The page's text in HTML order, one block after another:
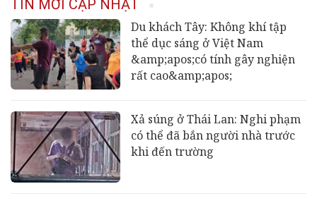
TIN MỚI CẬP NHẬT
Du khách Tây: Không khí tập
thể dục sáng ở Việt Nam
&amp;apos;có tính gây nghiện
rất cao&amp;apos;
Xả súng ở Thái Lan: Nghi phạm
có thể đã bắn người nhà trước
khi đến trường